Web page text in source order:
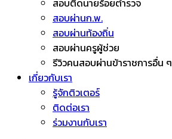
สอบติดนายร้อยตำรวจ
สอบผ่านก.พ.
สอบผ่านท้องถิ่น
สอบผ่านครูผู้ช่วย
รีวิวคนสอบผ่านข้าราชการอื่น ๆ
เกี่ยวกับเรา
รู้จักติวเตอร์
ติดต่อเรา
ร่วมงานกับเรา